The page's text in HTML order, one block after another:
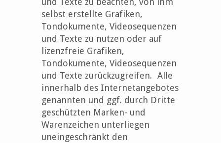
selbst erstellte Grafiken,
Tondokumente, Videosequenzen
und Texte zu nutzen oder auf
lizenzfreie Grafiken,
Tondokumente, Videosequenzen
und Texte zurückzugreifen. Alle
innerhalb des Internetangebotes
genannten und ggf. durch Dritte
geschützten Marken- und
Warenzeichen unterliegen
uneingeschränkt den